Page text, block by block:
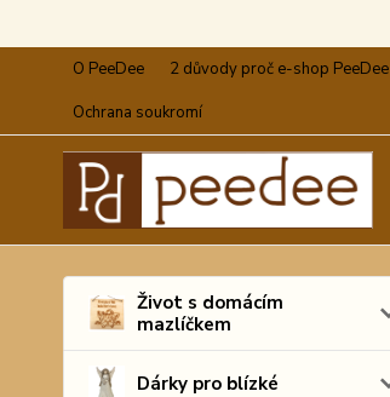
O PeeDee 2 důvody proč e-shop PeeDee
Ochrana soukromí
Život s domácím
mazlíčkem
Dárky pro blízké